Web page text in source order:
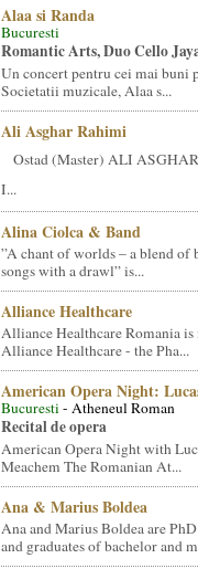
Alaa si Randa
Bucuresti
Romantic Arts, Duo Cello
Un concert pentru cei mai buni
Societatii muzicale, Alaa s...
Ali Asghar Rahimi
Ostad (Master) ALI
I...
Alina Ciolca & Band
”A chant of worlds – a blend of
songs with a drawl” is...
Alliance Healthcare
Alliance Healthcare Romania
Alliance Healthcare - the Pha...
American Opera Night:
Bucuresti- Atheneul Roman
Recital de opera
American Opera Night with
Meachem The Romanian At...
Ana & Marius Boldea
Ana and Marius Boldea are
and graduates of bachelor and